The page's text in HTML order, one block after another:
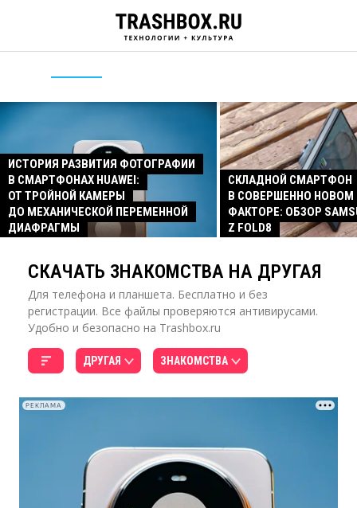
ИСТОРИЯ РАЗВИТИЯ ФОТОГРАФИИ
В СМАРТФОНАХ HUAWEI:
ОТ ТРОЙНОЙ КАМЕРЫ
ДО МЕХАНИЧЕСКОЙ ПЕРЕМЕННОЙ
ДИАФРАГМЫ
СКЛАДНОЙ СМАРТФОН
В СОВЕРШЕННО
ФАКТОРЕ: ОБЗОР
Z FOLD8
СКАЧАТЬ ЗНАКОМСТВА НА ДРУГАЯ
Для телефона и планшета. Бесплатно и без
регистрации. Все файлы проверяются антивирусами.
Удобно и безопасно на Trashbox.ru
ДРУГАЯ ЗНАКОМСТВА
РЕКЛАМА